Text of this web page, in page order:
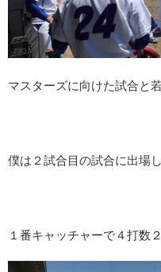
マスターズに向けた試合と
僕は２試合目の試合に出場し
１番キャッチャーで４打数